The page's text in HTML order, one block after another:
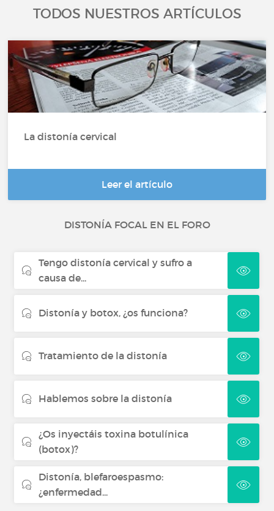
TODOS NUESTROS ARTÍCULOS
La distonía cervical
Leer el artículo
DISTONÍA FOCAL EN EL FORO
Tengo distonía cervical y sufro a
causa de...
Distonía y botox, ¿os funciona?
Tratamiento de la distonía
Hablemos sobre la distonía
¿Os inyectáis toxina botulínica
(botox)?
Distonía, blefaroespasmo:
¿enfermedad...